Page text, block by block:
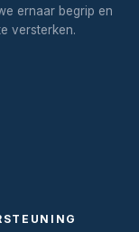
ernaar begrip en
versterken.